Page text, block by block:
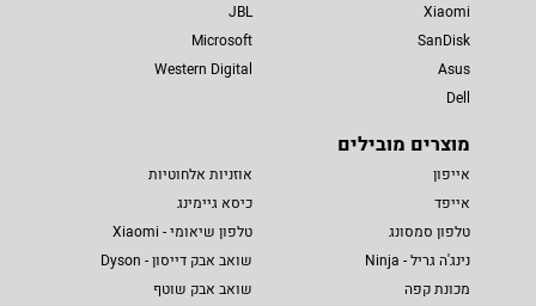
Xiaomi
SanDisk
Asus
Dell
JBL
Microsoft
Western Digital
מוצרים מובילים
אייפון
אייפד
טלפון סמסונג
נינג'ה גריל - Ninja
מכונת קפה
אוזניות אלחוטיות
כיסא גיימינג
טלפון שיאומי - Xiaomi
שואב אבק דייסון - Dyson
שואב אבק שוטף